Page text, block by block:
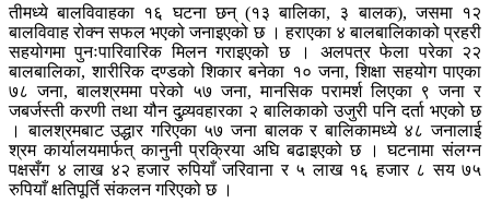
तीमध्ये बालविवाहका १६ घटना छन् (१३ बालिका, ३ बालक), जसमा १२
बालविवाह रोक्न सफल भएको जनाइएको छ । हराएका ४ बालबालिकाको प्रहरी
सहयोगमा पुनःपारिवारिक मिलन गराइएको छ । अलपत्र फेला परेका २२
बालबालिका, शारीरिक दण्डको शिकार बनेका १० जना, शिक्षा सहयोग पाएका
७८ जना, बालश्रममा परेको ५७ जना, मानसिक परामर्श लिएका ९ जना र
जबर्जस्ती करणी तथा यौन दुव्र्यवहारका २ बालिकाको उजुरी पनि दर्ता भएको छ
। बालश्रमबाट उद्धार गरिएका ५७ जना बालक र बालिकामध्ये ४८ जनालाई
श्रम कार्यालयमार्फत् कानुनी प्रक्रिया अघि बढाइएको छ । घटनामा संलग्न
पक्षसँग ४ लाख ४२ हजार रुपियाँ जरिवाना र ५ लाख १६ हजार ८ सय ७५
रुपियाँ क्षतिपूर्ति संकलन गरिएको छ ।